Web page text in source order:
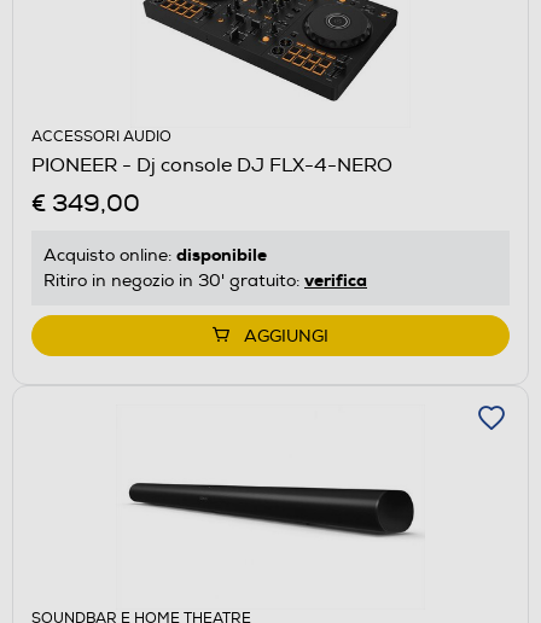
ACCESSORI AUDIO
PIONEER - Dj console DJ FLX-4-NERO
€ 349,00
Acquisto online: disponibile
Ritiro in negozio in 30' gratuito: verifica
AGGIUNGI
SOUNDBAR E HOME THEATRE